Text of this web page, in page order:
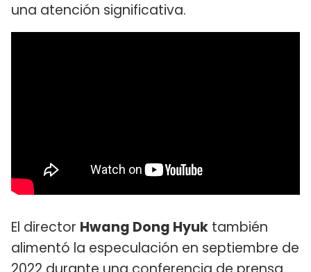
una atención significativa.
El director Hwang Dong Hyuk también
alimentó la especulación en septiembre de